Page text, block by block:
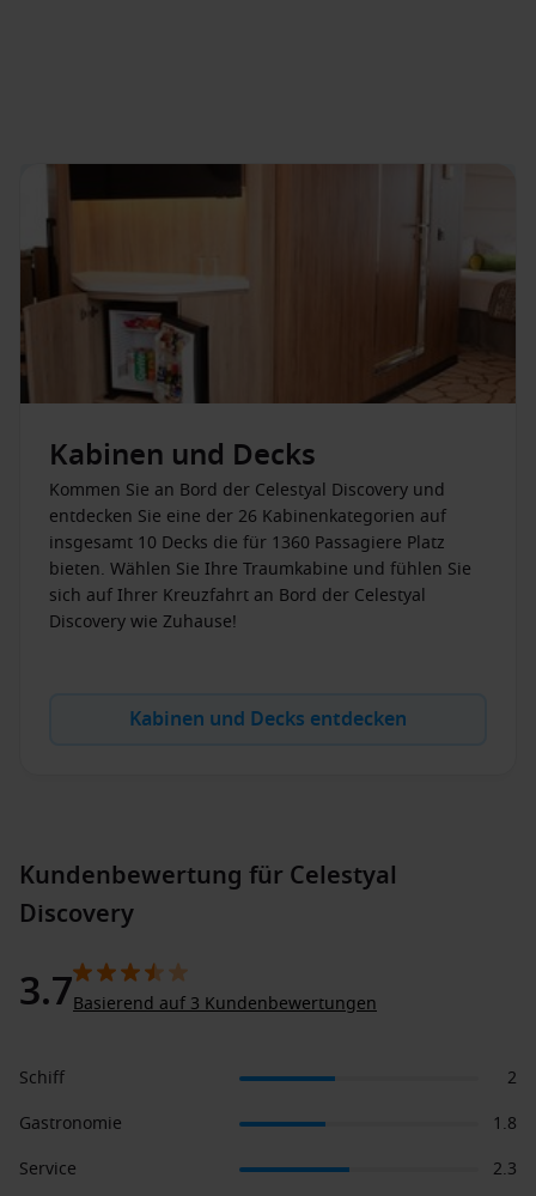
Kabinen und Decks
Kommen Sie an Bord der Celestyal Discovery und
entdecken Sie eine der 26 Kabinenkategorien auf
insgesamt 10 Decks die für 1360 Passagiere Platz
bieten. Wählen Sie Ihre Traumkabine und fühlen Sie
sich auf Ihrer Kreuzfahrt an Bord der Celestyal
Discovery wie Zuhause!
Kabinen und Decks entdecken
Kundenbewertung für Celestyal
Discovery
3.7Basierend auf 3 Kundenbewertungen
Schiff
2
Gastronomie
1.8
Service
2.3